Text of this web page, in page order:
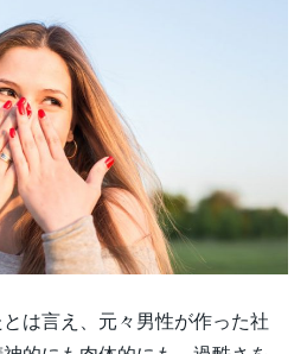
は言え、元々男性が作った社